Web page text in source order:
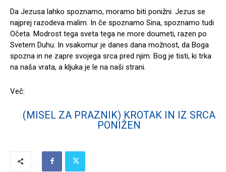
Da Jezusa lahko spoznamo, moramo biti ponižni. Jezus se
najprej razodeva malim. In če spoznamo Sina, spoznamo tudi
Očeta. Modrost tega sveta tega ne more doumeti, razen po
Svetem Duhu. In vsakomur je danes dana možnost, da Boga
spozna in ne zapre svojega srca pred njim. Bog je tisti, ki trka
na naša vrata, a kljuka je le na naši strani.
Več:
(MISEL ZA PRAZNIK) KROTAK IN IZ SRCA
PONIŽEN